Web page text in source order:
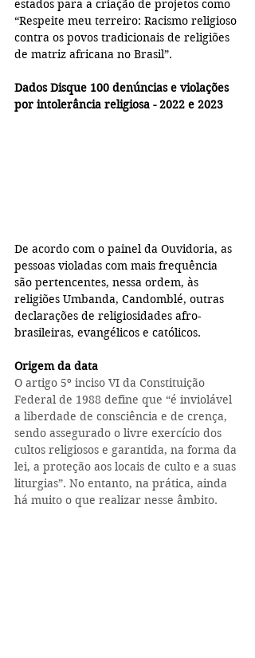
estados para a criação de projetos como
“Respeite meu terreiro: Racismo religioso
contra os povos tradicionais de religiões
de matriz africana no Brasil”.
Dados Disque 100 denúncias e violações
por intolerância religiosa - 2022 e 2023
De acordo com o painel da Ouvidoria, as
pessoas violadas com mais frequência
são pertencentes, nessa ordem, às
religiões Umbanda, Candomblé, outras
declarações de religiosidades afro-
brasileiras, evangélicos e católicos.
Origem da data
O artigo 5º inciso VI da Constituição
Federal de 1988 define que “é inviolável
a liberdade de consciência e de crença,
sendo assegurado o livre exercício dos
cultos religiosos e garantida, na forma da
lei, a proteção aos locais de culto e a suas
liturgias”. No entanto, na prática, ainda
há muito o que realizar nesse âmbito.